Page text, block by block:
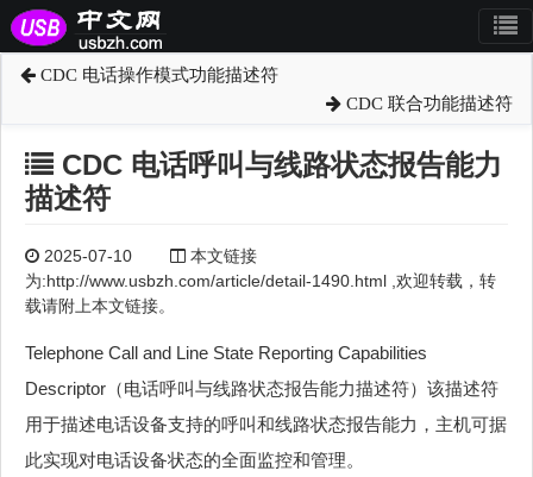
CDC 电话操作模式功能描述符
CDC 联合功能描述符
CDC 电话呼叫与线路状态报告能力
描述符
2025-07-10
本文链接
为:http://www.usbzh.com/article/detail-1490.html ,欢迎转载，转
载请附上本文链接。
Telephone Call and Line State Reporting Capabilities
Descriptor（电话呼叫与线路状态报告能力描述符）该描述符
用于描述电话设备支持的呼叫和线路状态报告能力，主机可据
此实现对电话设备状态的全面监控和管理。